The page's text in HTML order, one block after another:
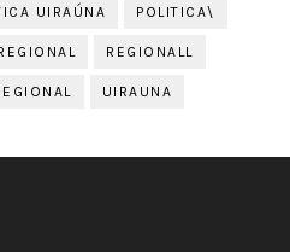
UIRAÚNA POLITICA\
REGIONALL
UIRAUNA